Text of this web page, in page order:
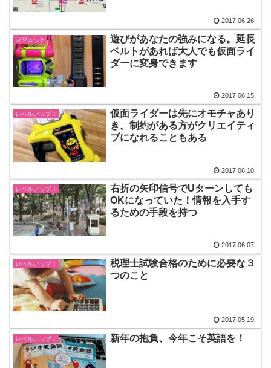
2017.06.26
ガジェット
遊びがあなたの強みになる。延長
ベルトがあれば大人でも仮面ライ
ダーに変身できます
2017.06.15
レベルアップ！
仮面ライダーは先にオモチャあり
き。制約がある方がクリエイティ
ブになれることもある
2017.06.10
レベルアップ！
右折の矢印信号でUターンしても
OKになっていた！情報を入手す
るための手段を持つ
2017.06.07
レベルアップ！
税理士試験合格のために必要な３
つのこと
2017.05.19
レベルアップ！ 新年の抱負、今年こそ英語を！